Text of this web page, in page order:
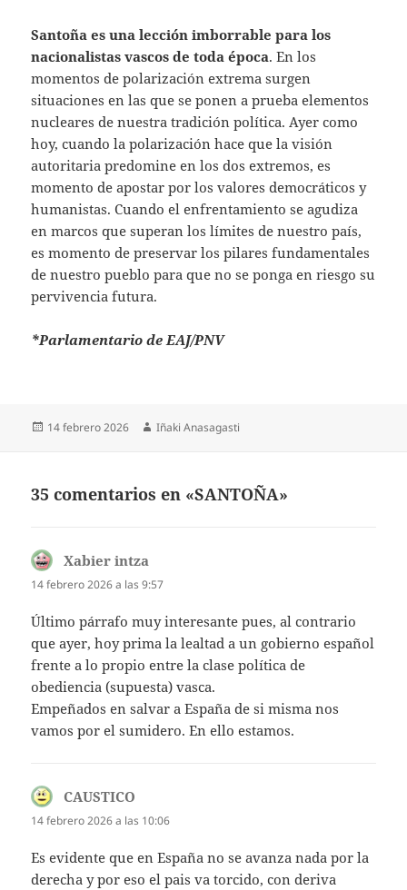
Santoña es una lección imborrable para los
nacionalistas vascos de toda época. En los
momentos de polarización extrema surgen
situaciones en las que se ponen a prueba elementos
nucleares de nuestra tradición política. Ayer como
hoy, cuando la polarización hace que la visión
autoritaria predomine en los dos extremos, es
momento de apostar por los valores democráticos y
humanistas. Cuando el enfrentamiento se agudiza
en marcos que superan los límites de nuestro país,
es momento de preservar los pilares fundamentales
de nuestro pueblo para que no se ponga en riesgo su
pervivencia futura.
*Parlamentario de EAJ/PNV
Publicado
14 febrero 2026 Autor
Iñaki Anasagasti
35 comentarios en «SANTOÑA»
Xabier intza
14 febrero 2026 a las 9:57
Último párrafo muy interesante pues, al contrario
que ayer, hoy prima la lealtad a un gobierno español
frente a lo propio entre la clase política de
obediencia (supuesta) vasca.
Empeñados en salvar a España de si misma nos
vamos por el sumidero. En ello estamos.
CAUSTICO
14 febrero 2026 a las 10:06
Es evidente que en España no se avanza nada por la
derecha y por eso el pais va torcido, con deriva